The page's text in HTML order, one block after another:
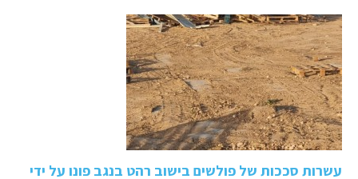
עשרות סככות של פולשים בישוב רהט בנגב פונו על ידי